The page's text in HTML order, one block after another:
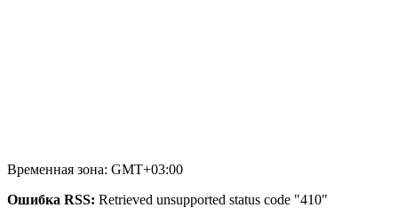
Временная зона: GMT+03:00
Ошибка RSS: Retrieved unsupported status code "410"